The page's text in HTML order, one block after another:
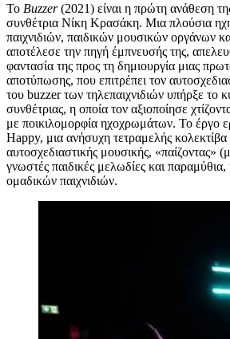
Το Buzzer(2021) είναι η πρώτη ανάθεση
συνθέτρια Νίκη Κρασάκη. Μια πλούσια
παιχνιδιών, παιδικών μουσικών οργάνων
αποτέλεσε την πηγή έμπνευσής της,
φαντασία της προς τη δημιουργία μιας
αποτύπωσης, που επιτρέπει τον
του buzzer των τηλεπαιχνιδιών υπήρξε το
συνθέτριας, η οποία τον αξιοποίησε
με ποικιλομορφία ηχοχρωμάτων. Το έργο
Happy, μια ανήσυχη τετραμελής
αυτοσχεδιαστικής μουσικής, «παίζοντας»
γνωστές παιδικές μελωδίες και
ομαδικών παιχνιδιών.